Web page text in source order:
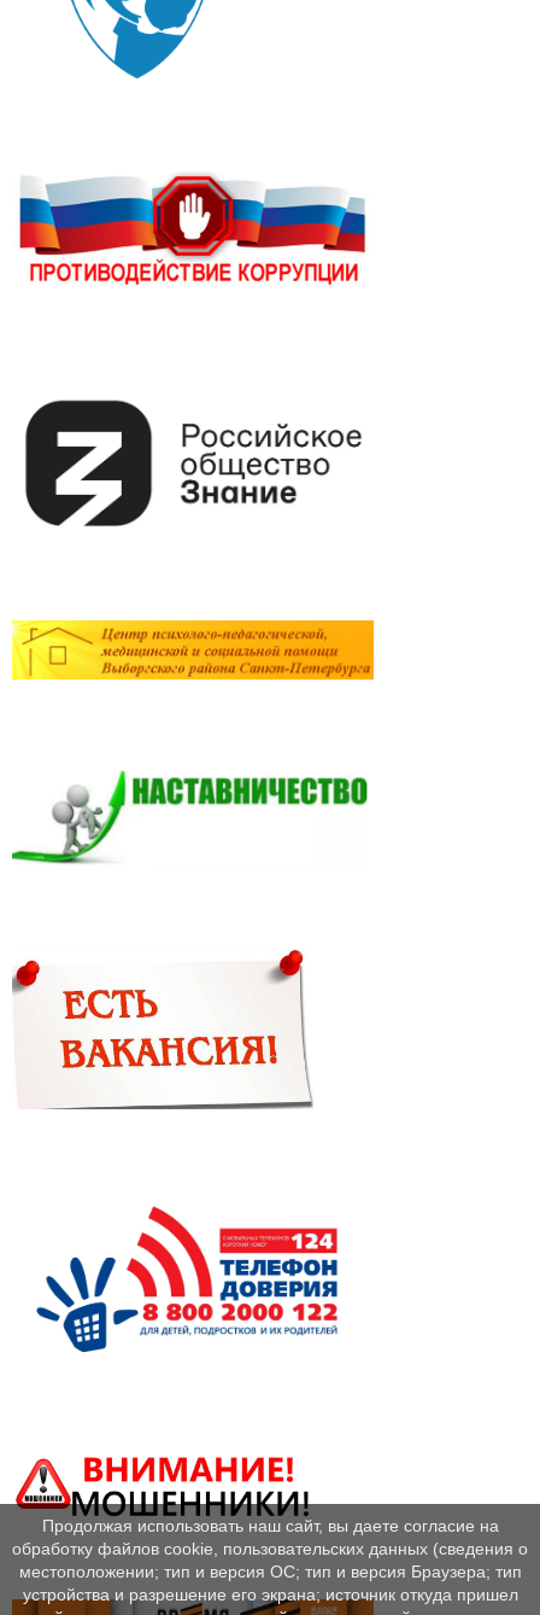
Продолжая использовать наш сайт, вы даете согласие на
обработку файлов cookie, пользовательских данных (сведения о
местоположении; тип и версия ОС; тип и версия Браузера; тип
устройства и разрешение его экрана; источник откуда пришел